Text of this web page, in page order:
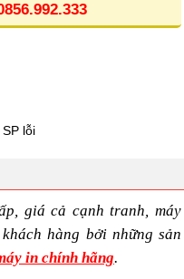
lỗi
giá cả cạnh tranh, máy
hàng bởi những sản
in chính hãng.